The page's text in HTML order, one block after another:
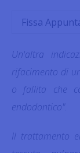
Fissa
Un'altra
rifacimento di
o fallita che
endodontico".
Il trattamento